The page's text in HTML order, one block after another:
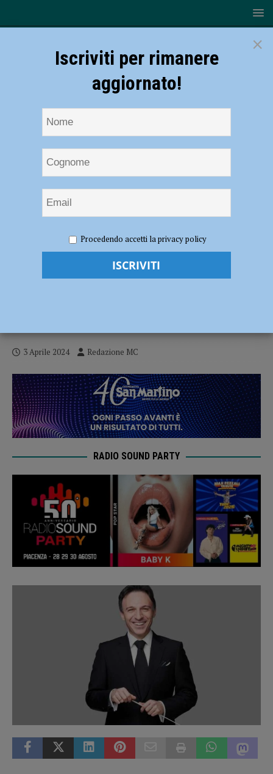
della Toscana a Piacenza al Municipale il 5 aprile diretta da Umberto
L’Orchestra della Toscana a Piacenza al
3 Aprile 2024 Redazione MC
RADIO SOUND PARTY
×
Iscriviti per rimanere
aggiornato!
Procedendo accetti la privacy policy